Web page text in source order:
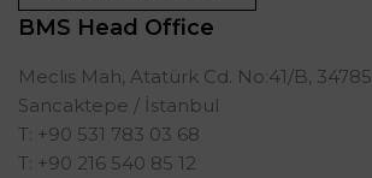
BMS Head Office
Meclis Mah, Atatürk Cd. No:41/B, 34785
Sancaktepe / İstanbul
T: +90 531 783 03 68
T: +90 216 540 85 12